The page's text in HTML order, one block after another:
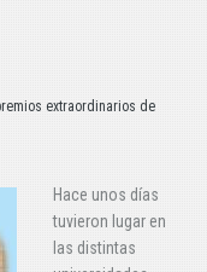
extraordinarios de
Hace unos días
tuvieron lugar en
las distintas